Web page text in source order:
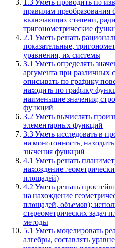
1.3 Уметь проводить по
правилам
включающих степени,
тригонометрические
2.1 Уметь решать
показательные,
уравнения, их системы
3.1 Уметь определять
аргумента при различных
описывать по графику
находить по графику
наименьшие значения;
функций
3.2 Уметь вычислять
элементарных функций
3.3 Уметь исследовать в
на монотонность,
значения функций
4.1 Уметь решать
нахождение
площадей)
4.2 Уметь решать
на нахождение
площадей, объемов);
стереометрических задач
методы
5.1 Уметь моделировать
алгебры, составлять